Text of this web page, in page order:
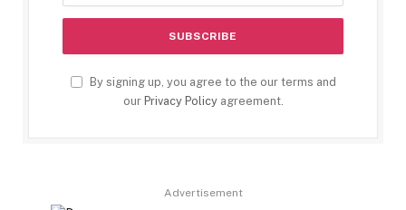
By signing up, you agree to the our terms and
our Privacy Policyagreement.
Advertisement